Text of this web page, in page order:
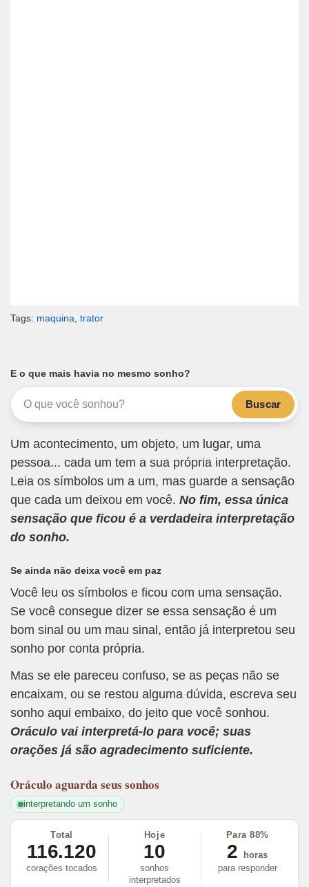
Tags: maquina trator
E o que mais havia no mesmo sonho?
Buscar
Um acontecimento, um objeto, um lugar, uma
pessoa... cada um tem a sua própria interpretação.
Leia os símbolos um a um, mas guarde a sensação
que cada um deixou em você. No fim, essa única
sensação que ficou é a verdadeira interpretação
do sonho.
Se ainda não deixa você em paz
Você leu os símbolos e ficou com uma sensação.
Se você consegue dizer se essa sensação é um
bom sinal ou um mau sinal, então já interpretou seu
sonho por conta própria.
Mas se ele pareceu confuso, se as peças não se
encaixam, ou se restou alguma dúvida, escreva seu
sonho aqui embaixo, do jeito que você sonhou.
Oráculo vai interpretá-lo para você; suas
orações já são agradecimento suficiente.
Oráculo aguarda seus sonhos
interpretando um sonho
Total
116.120
corações tocados
Hoje
10
sonhos
interpretados
Para 88%
2
horas
para responder